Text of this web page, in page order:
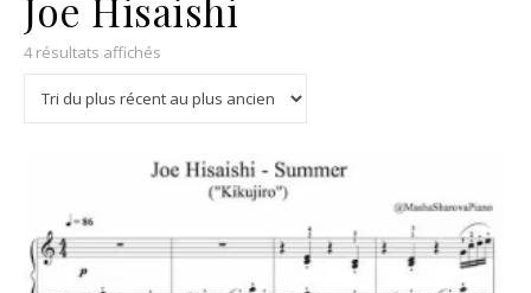
Joe Hisaishi
4 résultats affichés